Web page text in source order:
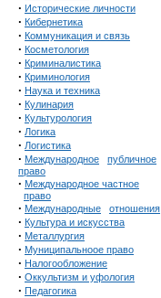
· Исторические личности
· Кибернетика
· Коммуникация и связь
· Косметология
· Криминалистика
· Криминология
· Наука и техника
· Кулинария
· Культурология
· Логика
· Логистика
· Международное
публичное
право
· Международное частное
право
· Международные отношения
· Культура и искусства
· Металлургия
· Муниципальноое право
· Налогообложение
· Оккультизм и уфология
· Педагогика